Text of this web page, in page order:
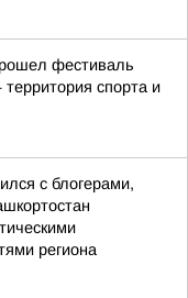
фестиваль
спорта и
с блогерами,
региона